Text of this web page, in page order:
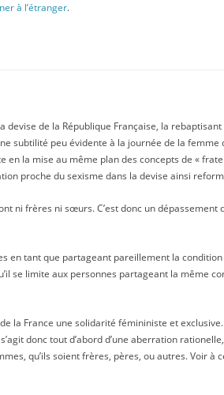
à l’étranger.
de la République Française, la rebaptisant
subtilité peu évidente à la journée de la femme
la mise au même plan des concepts de «
proche du sexisme dans la devise ainsi
ni frères ni sœurs. C’est donc un dépassement
en tant que partageant pareillement la condition
se limite aux personnes partageant la même
la France une solidarité fémininiste et exclusive.
donc tout d’abord d’une aberration
qu’ils soient frères, pères, ou autres. Voir à